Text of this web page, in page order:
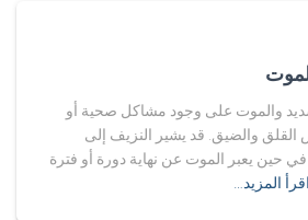
والموت على وجود مشاكل صحية أو
والضيق. قد يشير النزيف إلى
في حين يعبر الموت عن نهاية دورة أو فترة
اقرأ المزيد…